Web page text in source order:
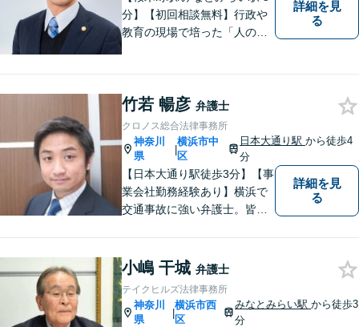
分】【初回相談無料】行政や
教育の現場で培った「人の話
ください。「相談してよかっ
た」と思える解決を共に目指
します。
詳細を見
る
竹若 暢彦 弁護士
クロノス総合法律事務所
神奈川
県
|
横浜市中
区
日本大通り駅から徒歩4
分
【日本大通り駅徒歩3分】【事
業会社勤務経験あり】横浜で
交通事故に強い弁護士。皆様
最大限サポートいたします。
初回無料相談にて、お気軽に
ご相談くださいませ。
詳細を見
る
小嶋 干城 弁護士
テイクヒルズ法律事務所
神奈川
県
|
横浜市西
区
みなとみらい駅から徒歩3
分